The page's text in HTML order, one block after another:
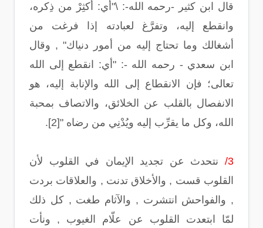
قال ابن كثير -رحمه الله-: \"أي: أكثِرْ من ذِكره،
وانقطع إليه، وتفرَّغ لعبادته إذا فرغت من
أشغالك وما تحتاج إليه من أمور دنياك" , وقال
ابن سعدي - رحمه الله -: "أي: انقطع إلى الله
تعالى؛ فإن الانقطاع إلى الله والإنابة إليه، هو
الانفصال بالقلب عن الخلائق، والاتصاف بمحبة
الله، وكل ما يقرِّب إليه ويُدْنِي من رضاه "[2].
3/
نتحدث عن تجديد الإيمان في القلوب لأن
القلوب قست , والأخلاق تدنت , والعلاقات بردت
, والفواحش انتشرت , والآثام طغت , كل ذلك
لمّا ابتعدت القلوب عن علّام الغيوب , ونأت